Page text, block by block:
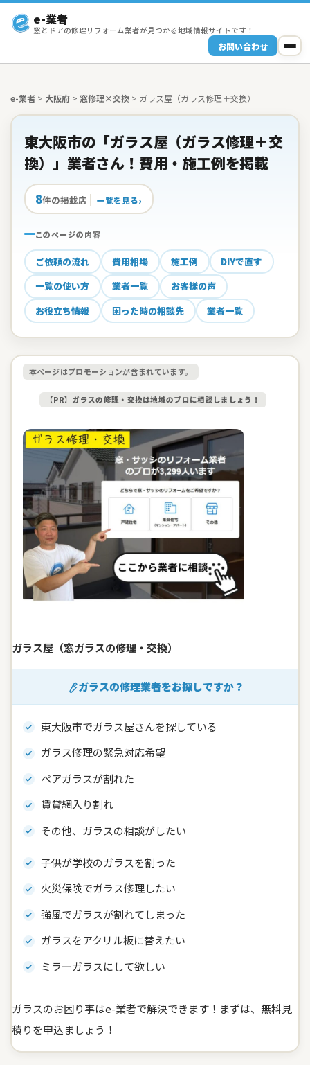
e-業者
窓とドアの修理リフォーム業者が見つかる地域情報サイトです！
お問い合わせ
e-業者 > 大阪府 > 窓修理×交換 > ガラス屋（ガラス修理＋交換）
東大阪市の「ガラス屋（ガラス修理＋交
換）」業者さん！費用・施工例を掲載
8件の掲載店 一覧を見る
このページの内容
ご依頼の流れ 費用相場 施工例
DIYで直す
一覧の使い方
業者一覧
お客様の声
お役立ち情報
困った時の相談先 業者一覧
本ページはプロモーションが含まれています。
【PR】ガラスの修理・交換は地域のプロに相談しましょう！
ガラス屋（窓ガラスの修理・交換）
ガラスの修理業者をお探しですか？
東大阪市でガラス屋さんを探している
ガラス修理の緊急対応希望
ペアガラスが割れた
賃貸網入り割れ
その他、ガラスの相談がしたい
子供が学校のガラスを割った
火災保険でガラス修理したい
強風でガラスが割れてしまった
ガラスをアクリル板に替えたい
ミラーガラスにして欲しい
ガラスのお困り事はe-業者で解決できます！まずは、無料見
積りを申込ましょう！